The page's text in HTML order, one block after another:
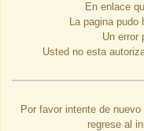
Reducir texto (-)
Restablecer texto
Escala de grises
En enlace
La pagina pudo
Un error
Usted no esta
Por favor intente de
regrese al